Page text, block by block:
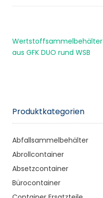
Wertstoffsammelbehälter
aus GFK DUO rund WSB
Produktkategorien
Abfallsammelbehälter
Abrollcontainer
Absetzcontainer
Bürocontainer